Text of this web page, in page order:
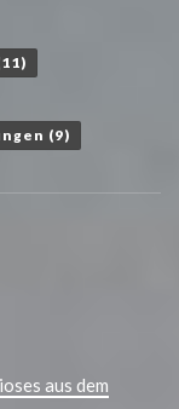
(9)
aus dem